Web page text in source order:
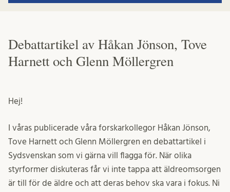
Debattartikel av Håkan Jönson, Tove
Harnett och Glenn Möllergren
Hej!
I våras publicerade våra forskarkollegor Håkan Jönson,
Tove Harnett och Glenn Möllergren en debattartikel i
Sydsvenskan som vi gärna vill flagga för. När olika
styrformer diskuteras får vi inte tappa att äldreomsorgen
är till för de äldre och att deras behov ska vara i fokus. Ni